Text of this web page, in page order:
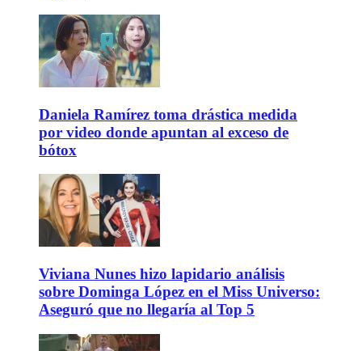
Daniela Ramírez toma drástica medida
por video donde apuntan al exceso de
bótox
Viviana Nunes hizo lapidario análisis
sobre Dominga López en el Miss Universo:
Aseguró que no llegaría al Top 5